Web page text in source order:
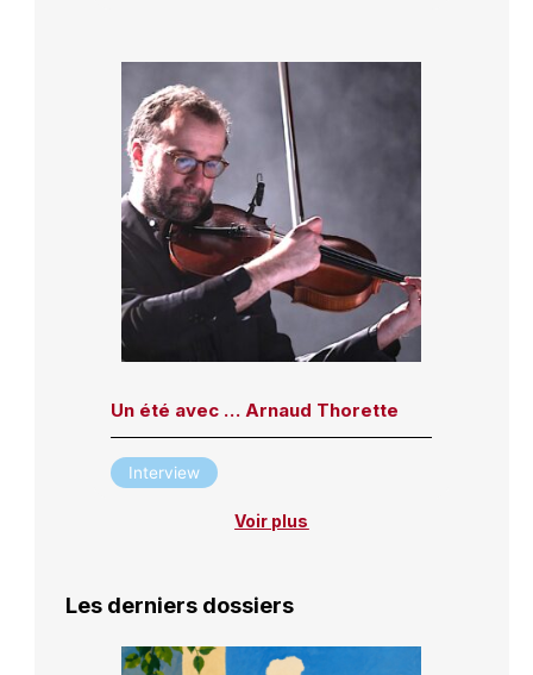
Un été avec … Arnaud Thorette
Interview
Voir plus
Les derniers dossiers